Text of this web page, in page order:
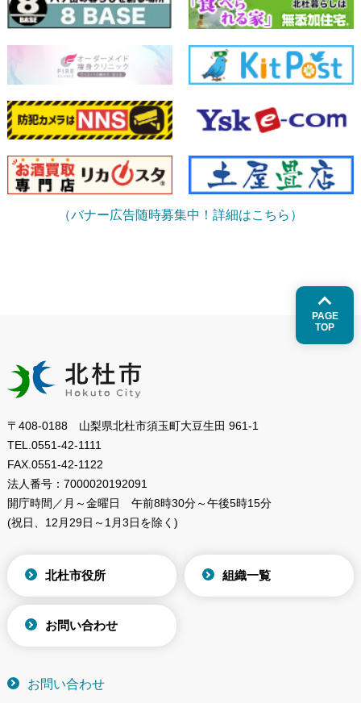
（バナー広告随時募集中！詳細はこちら）
PAGE
TOP
〒408-0188 山梨県北杜市須玉町大豆生田 961-1
TEL. 0551-42-1111
FAX. 0551-42-1122
法人番号： 7000020192091
開庁時間／月～金曜日
午前8時30分～午後5時15分
(祝日、12月29日～1月3日を除く)
北杜市役所 組織一覧
お問い合わせ
お問い合わせ